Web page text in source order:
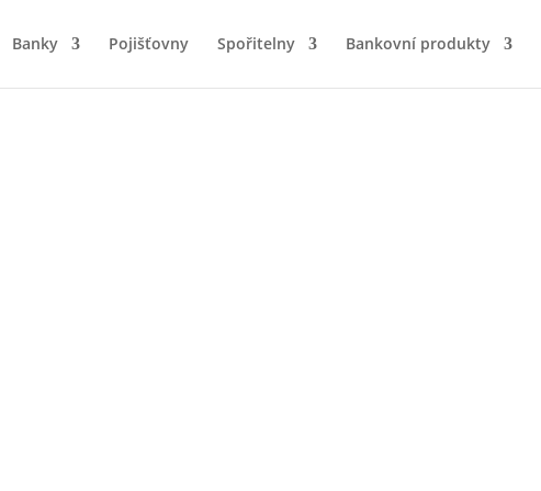
Banky Pojišťovny Spořitelny Bankovní produkty